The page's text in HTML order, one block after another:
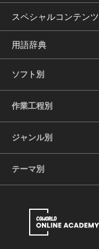
スペシャルコンテンツ
用語辞典
ソフト別
作業工程別
ジャンル別
テーマ別